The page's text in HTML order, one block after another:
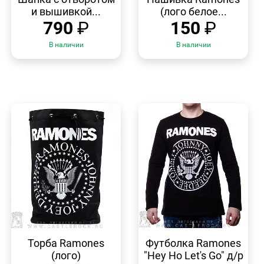
и вышивкой...
790 ₽
В наличии
(лого белое...
150 ₽
В наличии
ПРОСМОТР
Торба Ramones
(лого)
ПРОСМОТР
Футболка Ramones
"Hey Ho Let's Go" д/р